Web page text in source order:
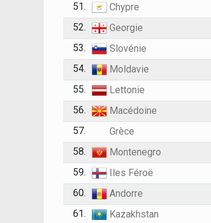
51.
Chypre
52.
Georgie
53.
Slovénie
54.
Moldavie
55.
Lettonie
56.
Macédoine
57.
Grèce
58.
Montenegro
59.
Iles Féroë
60.
Andorre
61.
Kazakhstan